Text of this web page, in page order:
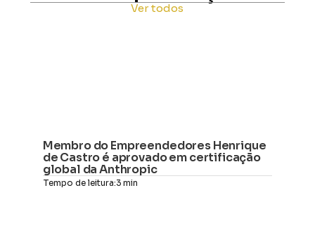
Ver todos
Membro do Empreendedores Henrique
de Castro é aprovado em certificação
global da Anthropic
Tempo de leitura:3 min